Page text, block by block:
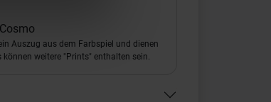
Auszug aus dem Farbspiel und dienen
weitere "Prints" enthalten sein.